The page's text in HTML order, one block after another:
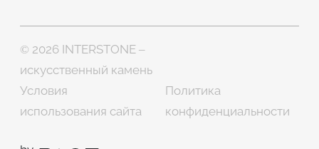
© 2026 INTERSTONE –
искусственный камень
Условия
использования сайта
Политика
конфиденциальности